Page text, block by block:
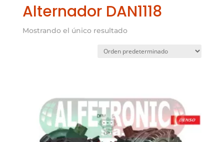
Alternador DAN1118
Mostrando el único resultado